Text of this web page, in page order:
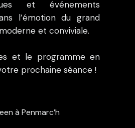
et événements
l’émotion du grand
et conviviale.
et le programme en
prochaine séance !
à Penmarc’h